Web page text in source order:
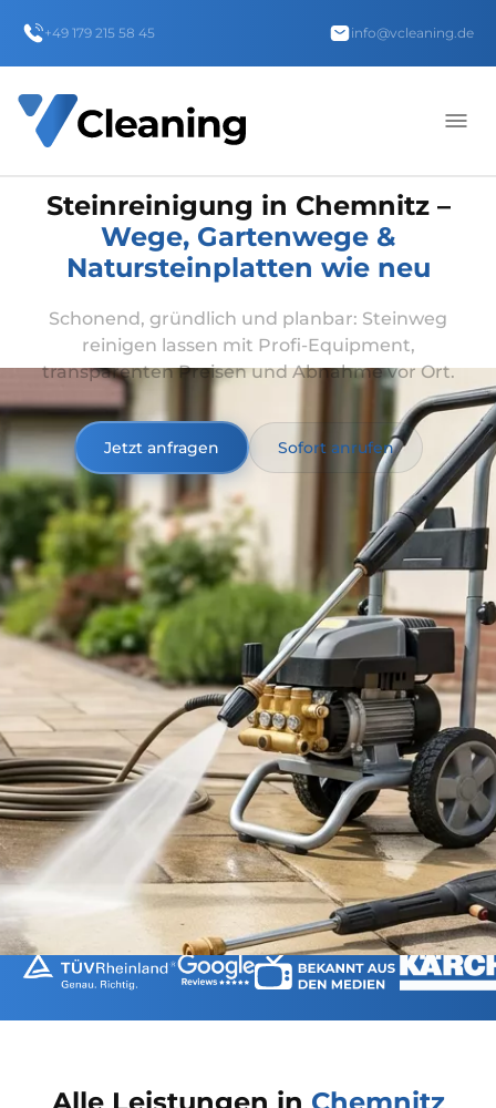
+49 179 215 58 45 info@vcleaning.de
Steinreinigung in Chemnitz –
Wege, Gartenwege &
Natursteinplatten wie neu
Schonend, gründlich und planbar: Steinweg
reinigen lassen mit Profi-Equipment,
transparenten Preisen und Abnahme vor Ort.
Jetzt anfragen Sofort anrufen